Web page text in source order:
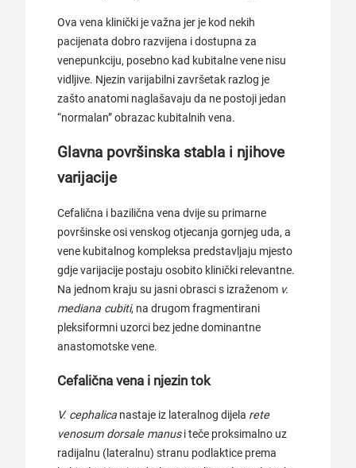
Ova vena klinički je važna jer je kod nekih
pacijenata dobro razvijena i dostupna za
venepunkciju, posebno kad kubitalne vene nisu
vidljive. Njezin varijabilni završetak razlog je
zašto anatomi naglašavaju da ne postoji jedan
“normalan” obrazac kubitalnih vena.
Glavna površinska stabla i njihove
varijacije
Cefalična i bazilična vena dvije su primarne
površinske osi venskog otjecanja gornjeg uda, a
vene kubitalnog kompleksa predstavljaju mjesto
gdje varijacije postaju osobito klinički relevantne.
Na jednom kraju su jasni obrasci s izraženom v.
mediana cubiti, na drugom fragmentirani
pleksiformni uzorci bez jedne dominantne
anastomotske vene.
Cefalična vena i njezin tok
V. cephalica nastaje iz lateralnog dijela rete
venosum dorsale manusi teče proksimalno uz
radijalnu (lateralnu) stranu podlaktice prema